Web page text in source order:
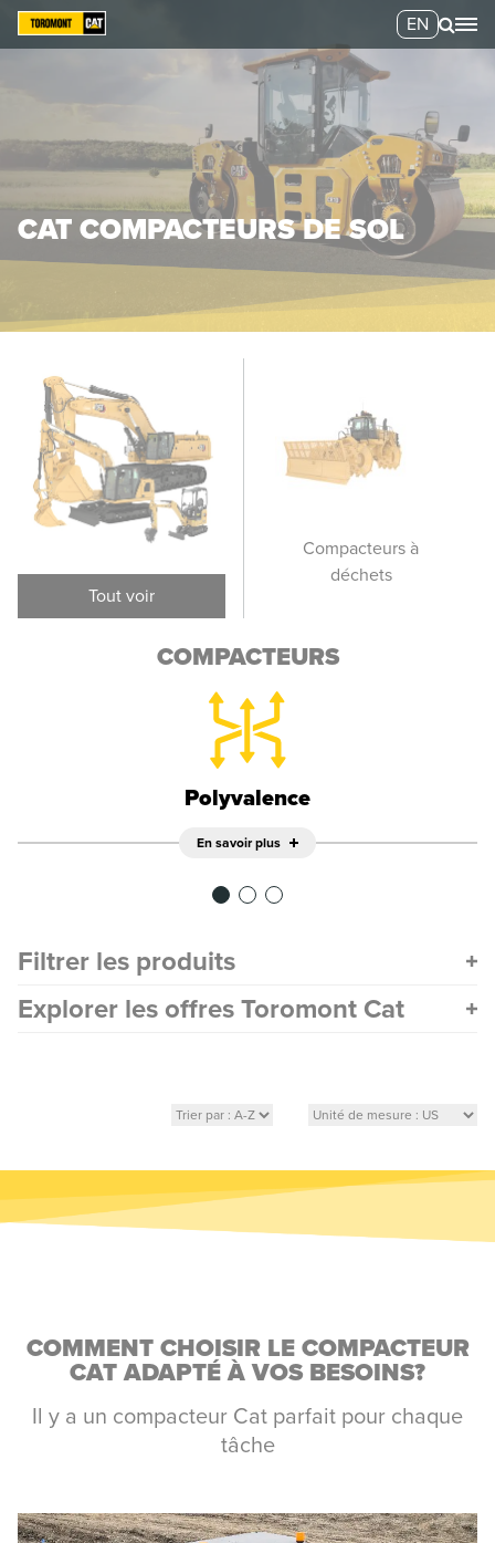
EN
CAT COMPACTEURS DE SOL
Tout voir
Compacteurs de sol
vibrants
Compacteurs à
déchets
COMPACTEURS
Polyvalence
En savoir plus
Filtrer les produits
Explorer les offres Toromont Cat
COMMENT CHOISIR LE COMPACTEUR
CAT ADAPTÉ À VOS BESOINS?
Il y a un compacteur Cat parfait pour chaque
tâche